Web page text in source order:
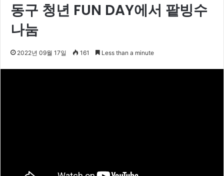
동구 청년 FUN DAY에서 팥빙수
나눔
2022년 09월 17일 161 Less than a minute